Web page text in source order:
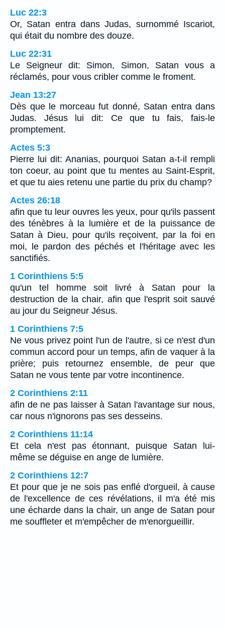
Luc 22:3
Or, Satan entra dans Judas, surnommé Iscariot,
qui était du nombre des douze.
Luc 22:31
Le Seigneur dit: Simon, Simon, Satan vous a
réclamés, pour vous cribler comme le froment.
Jean 13:27
Dès que le morceau fut donné, Satan entra dans
Judas. Jésus lui dit: Ce que tu fais, fais-le
promptement.
Actes 5:3
Pierre lui dit: Ananias, pourquoi Satan a-t-il rempli
ton coeur, au point que tu mentes au Saint-Esprit,
et que tu aies retenu une partie du prix du champ?
Actes 26:18
afin que tu leur ouvres les yeux, pour qu'ils passent
des ténèbres à la lumière et de la puissance de
Satan à Dieu, pour qu'ils reçoivent, par la foi en
moi, le pardon des péchés et l'héritage avec les
sanctifiés.
1 Corinthiens 5:5
qu'un tel homme soit livré à Satan pour la
destruction de la chair, afin que l'esprit soit sauvé
au jour du Seigneur Jésus.
1 Corinthiens 7:5
Ne vous privez point l'un de l'autre, si ce n'est d'un
commun accord pour un temps, afin de vaquer à la
prière; puis retournez ensemble, de peur que
Satan ne vous tente par votre incontinence.
2 Corinthiens 2:11
afin de ne pas laisser à Satan l'avantage sur nous,
car nous n'ignorons pas ses desseins.
2 Corinthiens 11:14
Et cela n'est pas étonnant, puisque Satan lui-
même se déguise en ange de lumière.
2 Corinthiens 12:7
Et pour que je ne sois pas enflé d'orgueil, à cause
de l'excellence de ces révélations, il m'a été mis
une écharde dans la chair, un ange de Satan pour
me souffleter et m'empêcher de m'enorgueillir.